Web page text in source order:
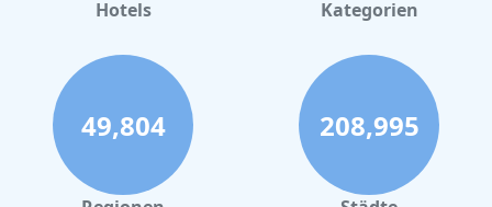
Hotels Kategorien
49,804 208,995